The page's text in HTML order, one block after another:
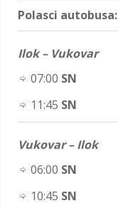
Polasci autobusa:
Ilok – Vukovar
07:00 SN
11:45 SN
Vukovar – Ilok
06:00 SN
10:45 SN